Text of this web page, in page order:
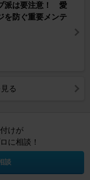
派は要注意！ 愛
を防ぐ重要メンテ
る
けが
に相談！
談